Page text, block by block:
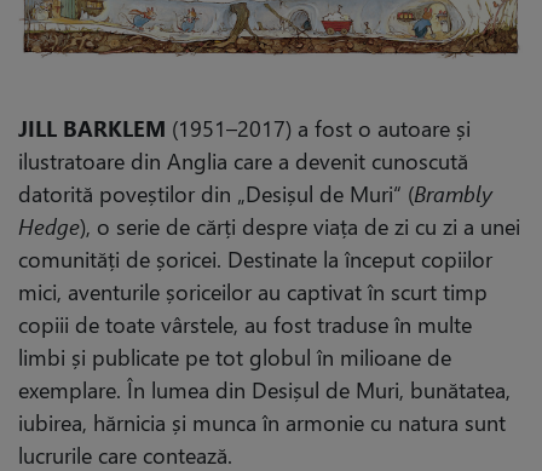
JILL BARKLEM (1951–2017) a fost o autoare și
ilustratoare din Anglia care a devenit cunoscută
datorită poveștilor din „Desișul de Muri“ (Brambly
Hedge), o serie de cărți despre viața de zi cu zi a unei
comunități de șoricei. Destinate la început copiilor
mici, aventurile șoriceilor au captivat în scurt timp
copiii de toate vârstele, au fost traduse în multe
limbi și publicate pe tot globul în milioane de
exemplare. În lumea din Desișul de Muri, bunătatea,
iubirea, hărnicia și munca în armonie cu natura sunt
lucrurile care contează.